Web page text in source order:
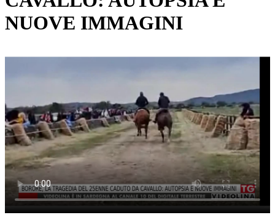
NUOVE IMMAGINI